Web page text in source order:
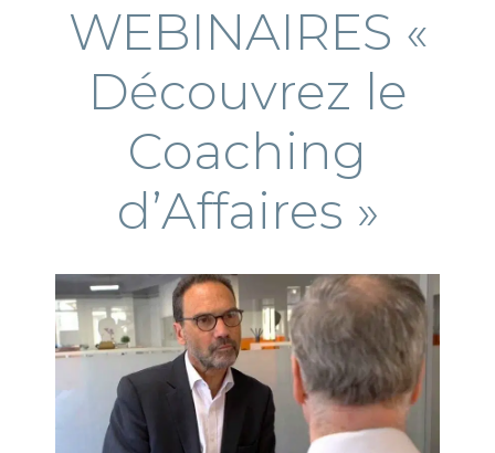
WEBINAIRES «
Découvrez le
Coaching
d’Affaires »